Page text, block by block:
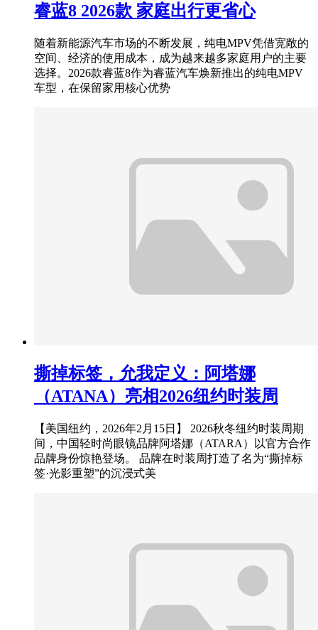
睿蓝8 2026款 家庭出行更省心
随着新能源汽车市场的不断发展，纯电MPV凭借宽敞的
空间、经济的使用成本，成为越来越多家庭用户的主要
选择。2026款睿蓝8作为睿蓝汽车焕新推出的纯电MPV
车型，在保留家用核心优势
撕掉标签，允我定义：阿塔娜
（ATANA）亮相2026纽约时装周
【美国纽约，2026年2月15日】 2026秋冬纽约时装周期
间，中国轻时尚眼镜品牌阿塔娜（ATARA）以官方合作
品牌身份惊艳登场。 品牌在时装周打造了名为“撕掉标
签·光影重塑”的沉浸式美